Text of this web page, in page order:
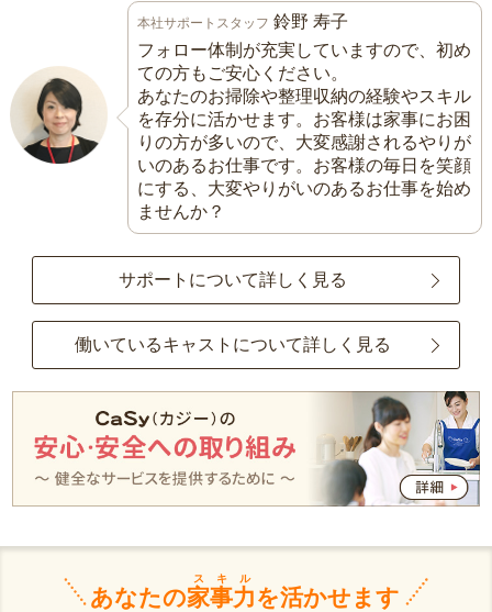
本社サポートスタッフ 鈴野 寿子
フォロー体制が充実していますので、初め
ての方もご安心ください。
あなたのお掃除や整理収納の経験やスキル
を存分に活かせます。お客様は家事にお困
りの方が多いので、大変感謝されるやりが
いのあるお仕事です。お客様の毎日を笑顔
にする、大変やりがいのあるお仕事を始め
ませんか？
サポートについて詳しく見る
働いているキャストについて詳しく見る
あなたの家事力
スキル
を活かせます